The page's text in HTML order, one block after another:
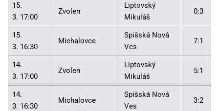
15.
3. 17:00
Zvolen
Liptovský
Mikuláš
0:3
15.
3. 16:30
Michalovce
Spišská Nová
Ves
7:1
14.
3. 17:00
Zvolen
Liptovský
Mikuláš
5:1
14.
3. 16:30
Michalovce
Spišská Nová
Ves
3:2